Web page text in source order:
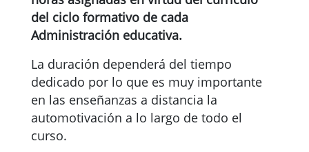
del ciclo formativo de cada
Administración educativa.
La duración dependerá del tiempo
dedicado por lo que es muy importante
en las enseñanzas a distancia la
automotivación a lo largo de todo el
curso.